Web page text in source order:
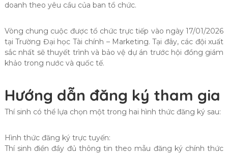
doanh theo yêu cầu của ban tổ chức.
Vòng chung cuộc được tổ chức trực tiếp vào ngày 17/01/2026
tại Trường Đại học Tài chính – Marketing. Tại đây, các đội xuất
sắc nhất sẽ thuyết trình và bảo vệ dự án trước hội đồng giám
khảo trong nước và quốc tế.
Hướng dẫn đăng ký tham gia
Thí sinh có thể lựa chọn một trong hai hình thức đăng ký sau:
Hình thức đăng ký trực tuyến:
Thí sinh điền đầy đủ thông tin theo mẫu đăng ký chính thức